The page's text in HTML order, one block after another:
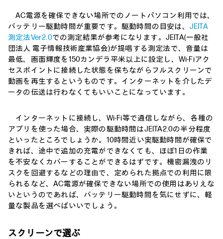
AC電源を確保できない場所でのノートパソコン利用では、
バッテリー駆動時間が重要です。駆動時間の目安は、 JEITA
測定法Ver2.0での測定結果が参考になります。JEITA(一般社
団法人 電子情報技術産業協会)が提唱する測定法で、音量は
最低、画面輝度を150カンデラ平米以上に設定し、Wi-Fiアク
セスポイントに接続した状態を保ちながらフルスクリーンで
動画を再生するというものです。インターネットを介したデ
ータの伝送は行わなくてもいいことになっています。
インターネットに接続し、Wi-Fi等で通信しながら、各種の
アプリを使った場合、実際の駆動時間はJEITA2.0の半分程度
といったところでしょうか。10時間近い実駆動時間が確保で
きれば、途中で追加の充電ができなくても、ほぼ1日の作業
を不安なくカバーすることができるはずです。機密漏洩のリ
スクを回避するなどの理由で、定められた拠点での利用に限
られるなど、AC電源が確保できない場所での使用はありえな
いというのであれば、バッテリー駆動時間を気にせずに、軽
量な製品を選べばいいでしょう。
スクリーンで選ぶ